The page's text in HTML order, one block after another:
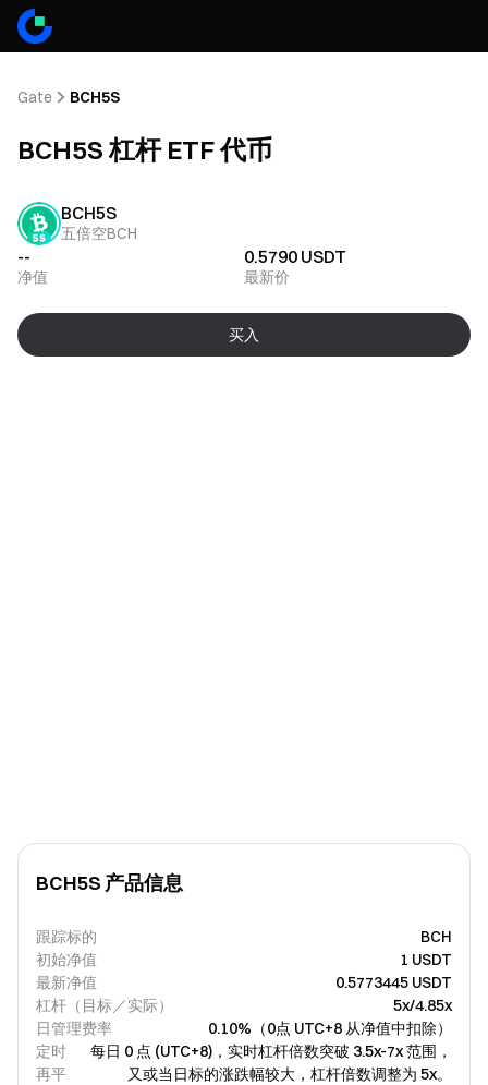
Gate BCH5S
BCH5S 杠杆 ETF 代币
BCH5S
五倍空BCH
--
净值
0.5790 USDT
最新价
买入
BCH5S 产品信息
跟踪标的
BCH
初始净值
1 USDT
最新净值
0.5773445 USDT
杠杆（目标／实际）
5x/4.85x
日管理费率
0.10%（0点 UTC+8 从净值中扣除）
定时
再平
每日 0 点 (UTC+8)，实时杠杆倍数突破 3.5x-7x 范围，
又或当日标的涨跌幅较大，杠杆倍数调整为 5x。